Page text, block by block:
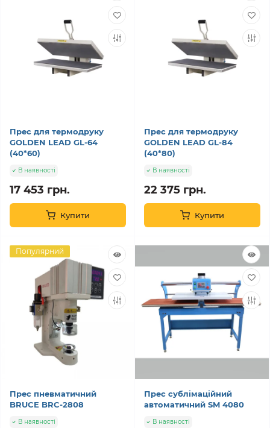
Прес для термодруку
GOLDEN LEAD GL-64
(40*60)
В наявності
17 453 грн.
Купити
Прес для термодруку
GOLDEN LEAD GL-84
(40*80)
В наявності
22 375 грн.
Купити
Популярний
Прес пневматичний
BRUCE BRC-2808
В наявності
Прес сублімаційний
автоматичний SM 4080
В наявності